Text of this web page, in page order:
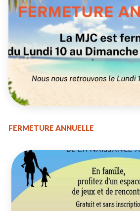
FERMETURE ANNUELLE